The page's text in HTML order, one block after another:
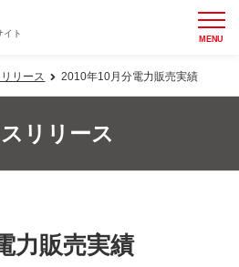
イト MENU
リース 2010年10月分電力販売実績
リリース
力販売実績